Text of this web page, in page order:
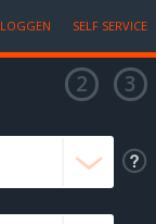
SELF SERVICE